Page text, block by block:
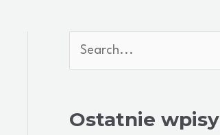
z
k
Ostatnie wpisy